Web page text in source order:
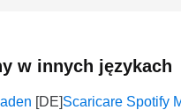
w innych językach
Scaricare Spotify